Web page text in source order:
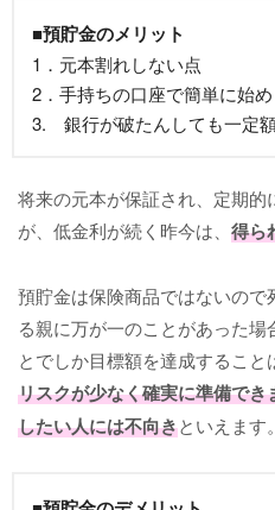
■預貯金のメリット
1．元本割れしない点
2．手持ちの口座で簡単に始
3. 銀行が破たんしても一定
将来の元本が保証され、定期
が、低金利が続く昨今は、 得ら
預貯金は保険商品ではないの
る親に万が一のことがあった場
とでしか目標額を達成すること
リスクが少なく確実に準備で
したい人には不向きといえます。